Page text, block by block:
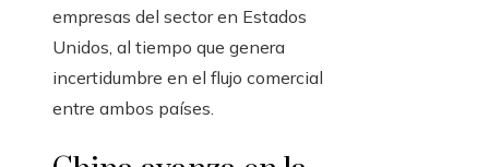
empresas del sector en Estados
Unidos, al tiempo que genera
incertidumbre en el flujo comercial
entre ambos países.